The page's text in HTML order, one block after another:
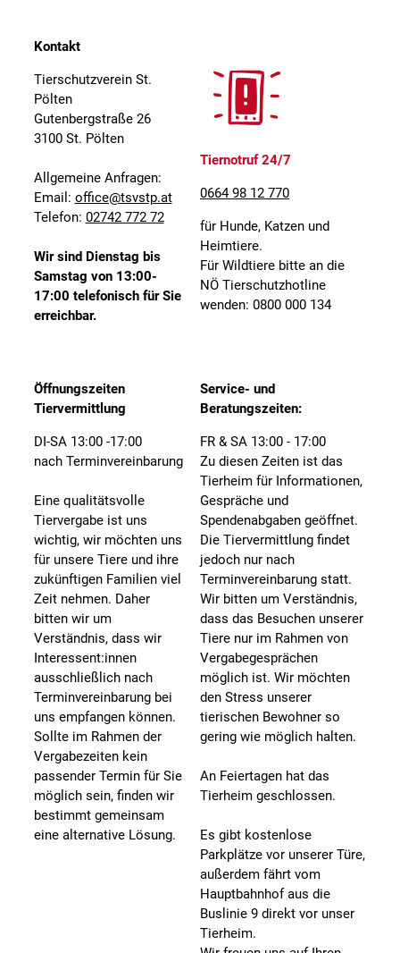
Kontakt
Tierschutzverein St.
Pölten
Gutenbergstraße 26
3100 St. Pölten
Allgemeine Anfragen:
Email: office@tsvstp.at
Telefon: 02742 772 72
Wir sind Dienstag bis
Samstag von 13:00-
17:00 telefonisch für Sie
erreichbar.
Tiernotruf 24/7
0664 98 12 770
für Hunde, Katzen und
Heimtiere.
Für Wildtiere bitte an die
NÖ Tierschutzhotline
wenden: 0800 000 134
Öffnungszeiten
Tiervermittlung
DI-SA 13:00 -17:00
nach Terminvereinbarung
Eine qualitätsvolle
Tiervergabe ist uns
wichtig, wir möchten uns
für unsere Tiere und ihre
zukünftigen Familien viel
Zeit nehmen. Daher
bitten wir um
Verständnis, dass wir
Interessent:innen
ausschließlich nach
Terminvereinbarung bei
uns empfangen können.
Sollte im Rahmen der
Vergabezeiten kein
passender Termin für Sie
möglich sein, finden wir
bestimmt gemeinsam
eine alternative Lösung.
Service- und
Beratungszeiten:
FR & SA 13:00 - 17:00
Zu diesen Zeiten ist das
Tierheim für Informationen,
Gespräche und
Spendenabgaben geöffnet.
Die Tiervermittlung findet
jedoch nur nach
Terminvereinbarung statt.
Wir bitten um Verständnis,
dass das Besuchen unserer
Tiere nur im Rahmen von
Vergabegesprächen
möglich ist. Wir möchten
den Stress unserer
tierischen Bewohner so
gering wie möglich halten.
An Feiertagen hat das
Tierheim geschlossen.
Es gibt kostenlose
Parkplätze vor unserer Türe,
außerdem fährt vom
Hauptbahnhof aus die
Buslinie 9 direkt vor unser
Tierheim.